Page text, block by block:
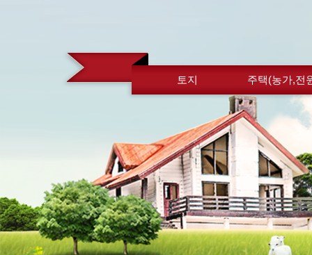
토지 주택(농가,전